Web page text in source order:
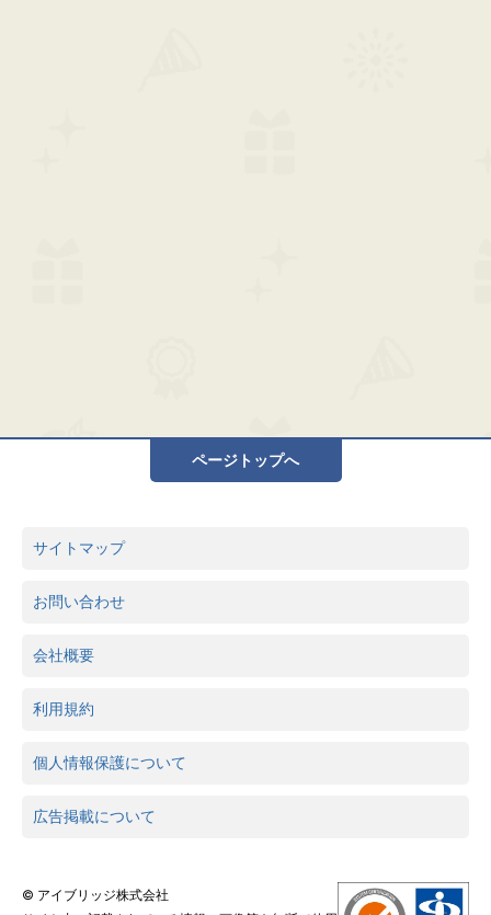
ページトップへ
サイトマップ
お問い合わせ
会社概要
利用規約
個人情報保護について
広告掲載について
© アイブリッジ株式会社